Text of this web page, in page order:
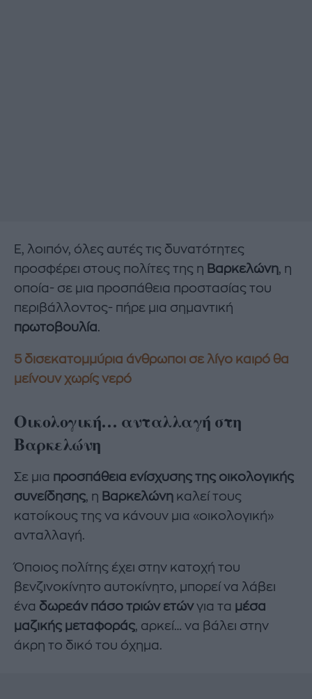
Ε, λοιπόν, όλες αυτές τις δυνατότητες
προσφέρει στους πολίτες της η Βαρκελώνη, η
οποία- σε μια προσπάθεια προστασίας του
περιβάλλοντος- πήρε μια σημαντική
πρωτοβουλία.
5 δισεκατομμύρια άνθρωποι σε λίγο καιρό θα
μείνουν χωρίς νερό
Οικολογική… ανταλλαγή στη
Βαρκελώνη
Σε μια προσπάθεια ενίσχυσης της οικολογικής
συνείδησης, η Βαρκελώνη καλεί τους
κατοίκους της να κάνουν μια «οικολογική»
ανταλλαγή.
Όποιος πολίτης έχει στην κατοχή του
βενζινοκίνητο αυτοκίνητο, μπορεί να λάβει
ένα δωρεάν πάσο τριών ετώνγια τα μέσα
μαζικής μεταφοράς, αρκεί… να βάλει στην
άκρη το δικό του όχημα.